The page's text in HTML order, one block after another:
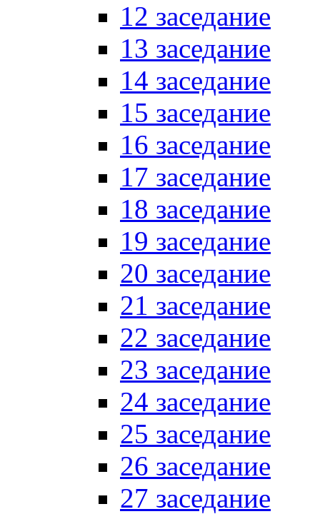
12 заседание
13 заседание
14 заседание
15 заседание
16 заседание
17 заседание
18 заседание
19 заседание
20 заседание
21 заседание
22 заседание
23 заседание
24 заседание
25 заседание
26 заседание
27 заседание